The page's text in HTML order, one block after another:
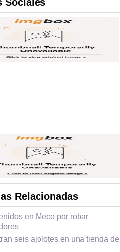
Sociales
Relacionadas
en Meco por robar
seis ajolotes en una tienda de